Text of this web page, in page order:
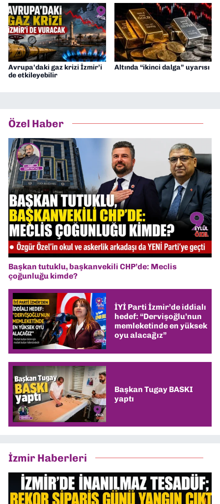
Avrupa’daki gaz krizi İzmir’i
de etkileyebilir
Altında “ikinci dalga” uyarısı
Özel Haber
Başkan tutuklu, başkanvekili CHP’de: Meclis
çoğunluğu kimde?
İYİ Parti İzmir’de iddialı
hedef: “Dervişoğlu’nun
memleketinde en yüksek
oyu alacağız”
Başkan Tugay BASKI
yaptı
İzmir Haberleri